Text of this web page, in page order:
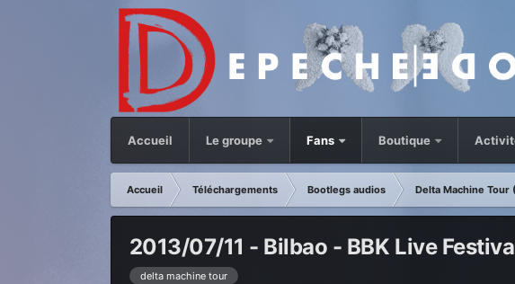
Accueil Le groupe Fans Boutique
Accueil Téléchargements Bootlegs audios Delta Machine Tour
2013/07/11 - Bilbao - BBK Live
delta machine tour